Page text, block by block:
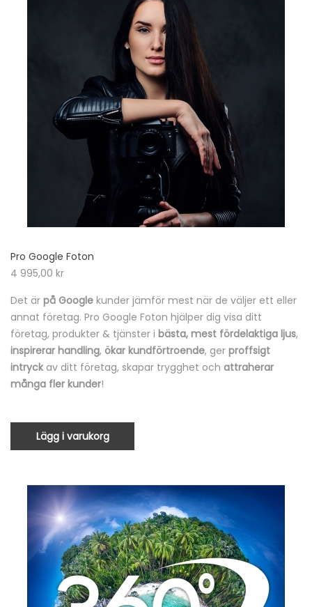
Pro Google Foton
4 995,00 kr
Det är på Google kunder jämför mest när de väljer ett eller
annat företag. Pro Google Foton hjälper dig visa ditt
företag, produkter & tjänster i bästa, mest fördelaktiga ljus,
inspirerar handling, ökar kundförtroende, ger proffsigt
intryckav ditt företag, skapar trygghet och attraherar
många fler kunder!
Lägg i varukorg